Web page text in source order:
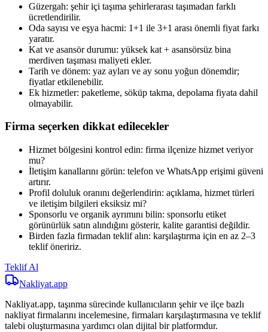
Güzergah: şehir içi taşıma şehirlerarası taşımadan farklı
ücretlendirilir.
Oda sayısı ve eşya hacmi: 1+1 ile 3+1 arası önemli fiyat farkı
yaratır.
Kat ve asansör durumu: yüksek kat + asansörsüz bina
merdiven taşıması maliyeti ekler.
Tarih ve dönem: yaz ayları ve ay sonu yoğun dönemdir;
fiyatlar etkilenebilir.
Ek hizmetler: paketleme, söküp takma, depolama fiyata dahil
olmayabilir.
Firma seçerken dikkat edilecekler
Hizmet bölgesini kontrol edin: firma ilçenize hizmet veriyor
mu?
İletişim kanallarını görün: telefon ve WhatsApp erişimi güveni
artırır.
Profil doluluk oranını değerlendirin: açıklama, hizmet türleri
ve iletişim bilgileri eksiksiz mi?
Sponsorlu ve organik ayrımını bilin: sponsorlu etiket
görünürlük satın alındığını gösterir, kalite garantisi değildir.
Birden fazla firmadan teklif alın: karşılaştırma için en az 2–3
teklif öneririz.
Teklif Al
Nakliyat.app
Nakliyat.app, taşınma sürecinde kullanıcıların şehir ve ilçe bazlı
nakliyat firmalarını incelemesine, firmaları karşılaştırmasına ve teklif
talebi oluşturmasına yardımcı olan dijital bir platformdur.